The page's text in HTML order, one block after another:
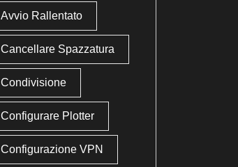
Avvio Rallentato
Cancellare Spazzatura
Condivisione
Configurare Plotter
Configurazione VPN